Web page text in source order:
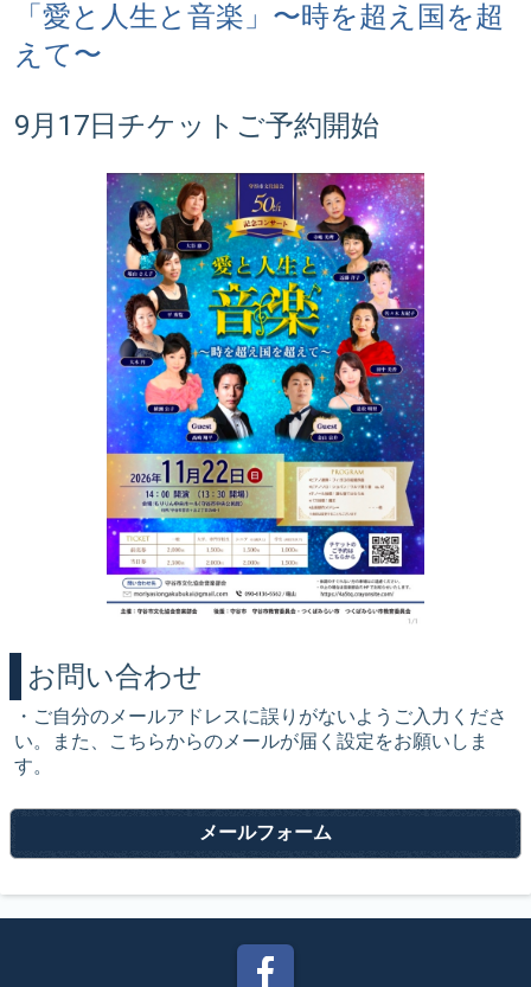
「愛と人生と音楽」〜時を超え国を超
えて〜
9月17日チケットご予約開始
お問い合わせ
・ご自分のメールアドレスに誤りがないようご入力くださ
い。また、こちらからのメールが届く設定をお願いしま
す。
メールフォーム